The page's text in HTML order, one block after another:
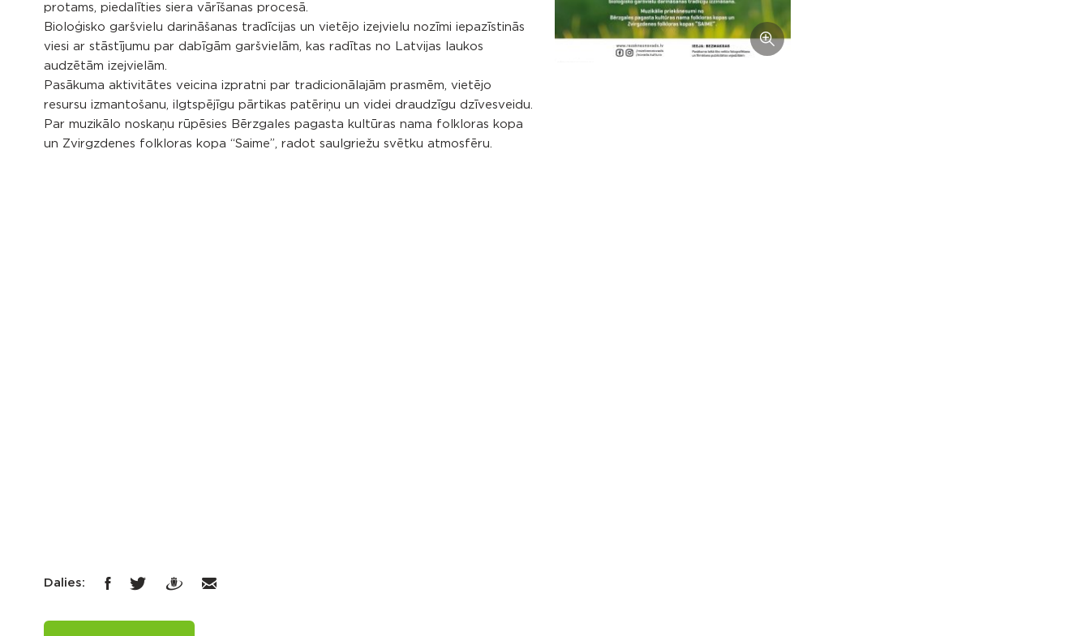
protams, piedalīties siera vārīšanas procesā.
Bioloģisko garšvielu darināšanas tradīcijas un vietējo izejvielu nozīmi iepazīstinās
viesi ar stāstījumu par dabīgām garšvielām, kas radītas no Latvijas laukos
audzētām izejvielām.
Pasākuma aktivitātes veicina izpratni par tradicionālajām prasmēm, vietējo
resursu izmantošanu, ilgtspējīgu pārtikas patēriņu un videi draudzīgu dzīvesveidu.
Par muzikālo noskaņu rūpēsies Bērzgales pagasta kultūras nama folkloras kopa
un Zvirgzdenes folkloras kopa “Saime”, radot saulgriežu svētku atmosfēru.
Dalies: